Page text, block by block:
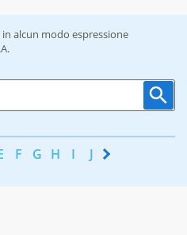
alcun modo espressione
F G H I J K